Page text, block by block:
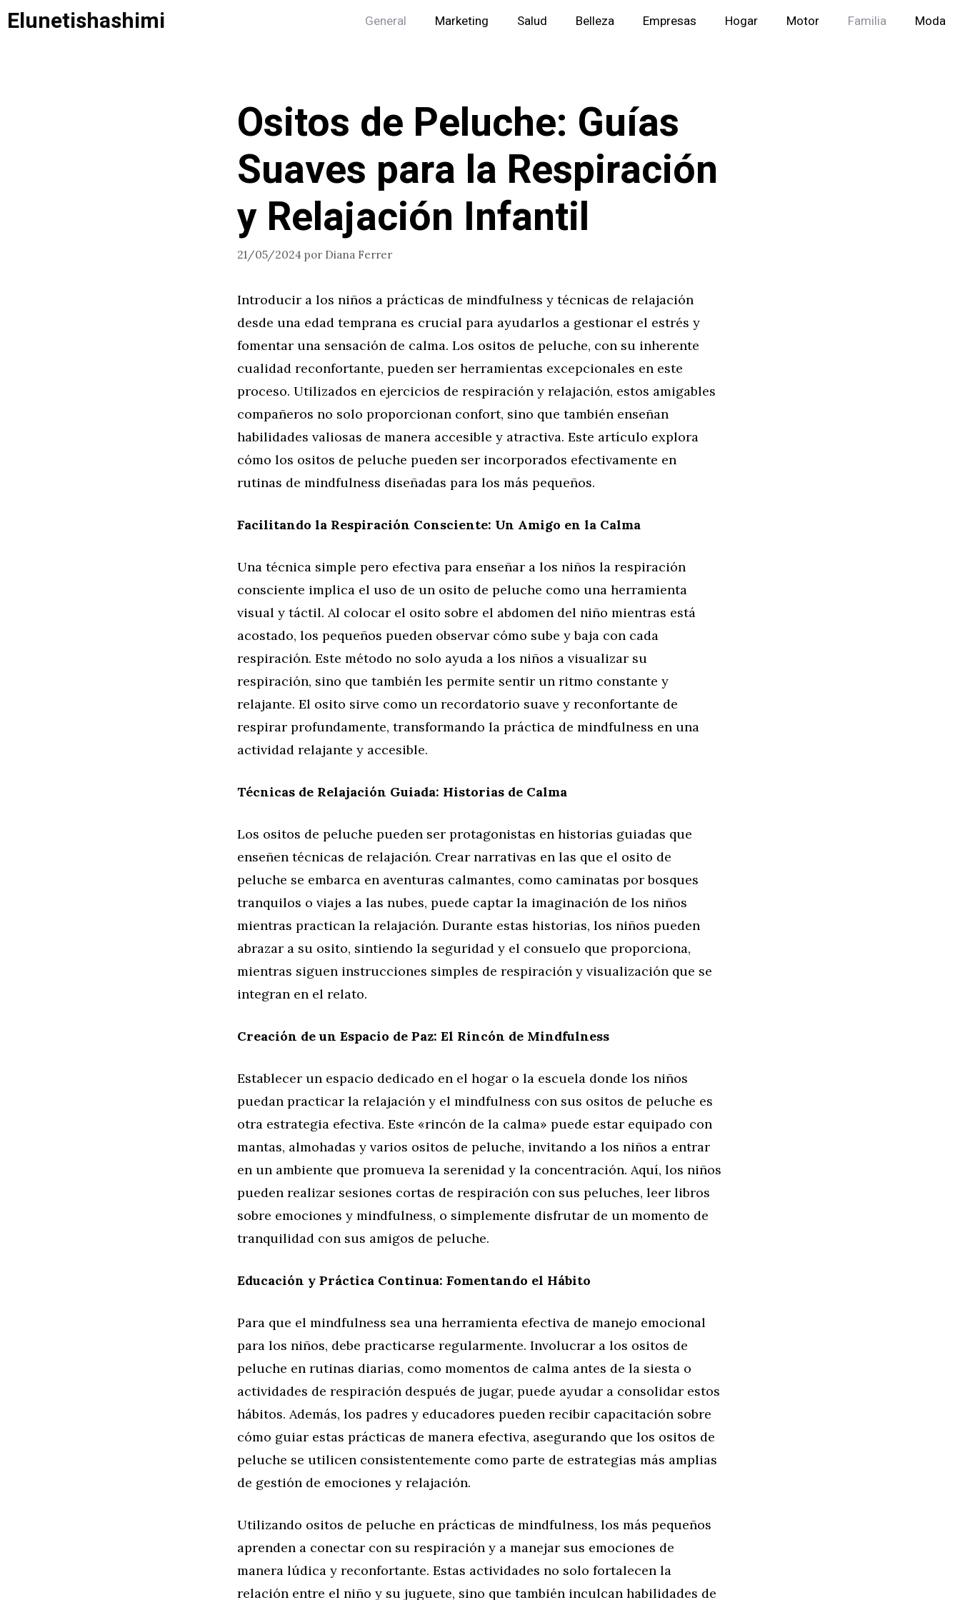
Saltar
alElunetishashimi General Marketing Salud Belleza Empresas Hogar Motor Familia Moda
Ositos de Peluche: Guías
Suaves para la Respiración
y Relajación Infantil
21/05/2024 por Diana Ferrer
Introducir a los niños a prácticas de mindfulness y técnicas de relajación
desde una edad temprana es crucial para ayudarlos a gestionar el estrés y
fomentar una sensación de calma. Los ositos de peluche, con su inherente
cualidad reconfortante, pueden ser herramientas excepcionales en este
proceso. Utilizados en ejercicios de respiración y relajación, estos amigables
compañeros no solo proporcionan confort, sino que también enseñan
habilidades valiosas de manera accesible y atractiva. Este artículo explora
cómo los ositos de peluche pueden ser incorporados efectivamente en
rutinas de mindfulness diseñadas para los más pequeños.
Facilitando la Respiración Consciente: Un Amigo en la Calma
Una técnica simple pero efectiva para enseñar a los niños la respiración
consciente implica el uso de un osito de peluche como una herramienta
visual y táctil. Al colocar el osito sobre el abdomen del niño mientras está
acostado, los pequeños pueden observar cómo sube y baja con cada
respiración. Este método no solo ayuda a los niños a visualizar su
respiración, sino que también les permite sentir un ritmo constante y
relajante. El osito sirve como un recordatorio suave y reconfortante de
respirar profundamente, transformando la práctica de mindfulness en una
actividad relajante y accesible.
Técnicas de Relajación Guiada: Historias de Calma
Los ositos de peluche pueden ser protagonistas en historias guiadas que
enseñen técnicas de relajación. Crear narrativas en las que el osito de
peluche se embarca en aventuras calmantes, como caminatas por bosques
tranquilos o viajes a las nubes, puede captar la imaginación de los niños
mientras practican la relajación. Durante estas historias, los niños pueden
abrazar a su osito, sintiendo la seguridad y el consuelo que proporciona,
mientras siguen instrucciones simples de respiración y visualización que se
integran en el relato.
Creación de un Espacio de Paz: El Rincón de Mindfulness
Establecer un espacio dedicado en el hogar o la escuela donde los niños
puedan practicar la relajación y el mindfulness con sus ositos de peluche es
otra estrategia efectiva. Este «rincón de la calma» puede estar equipado con
mantas, almohadas y varios ositos de peluche, invitando a los niños a entrar
en un ambiente que promueva la serenidad y la concentración. Aquí, los niños
pueden realizar sesiones cortas de respiración con sus peluches, leer libros
sobre emociones y mindfulness, o simplemente disfrutar de un momento de
tranquilidad con sus amigos de peluche.
Educación y Práctica Continua: Fomentando el Hábito
Para que el mindfulness sea una herramienta efectiva de manejo emocional
para los niños, debe practicarse regularmente. Involucrar a los ositos de
peluche en rutinas diarias, como momentos de calma antes de la siesta o
actividades de respiración después de jugar, puede ayudar a consolidar estos
hábitos. Además, los padres y educadores pueden recibir capacitación sobre
cómo guiar estas prácticas de manera efectiva, asegurando que los ositos de
peluche se utilicen consistentemente como parte de estrategias más amplias
de gestión de emociones y relajación.
Utilizando ositos de peluche en prácticas de mindfulness, los más pequeños
aprenden a conectar con su respiración y a manejar sus emociones de
manera lúdica y reconfortante. Estas actividades no solo fortalecen la
relación entre el niño y su juguete, sino que también inculcan habilidades de